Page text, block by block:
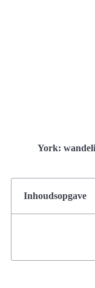
York:
Inhoudsopgave